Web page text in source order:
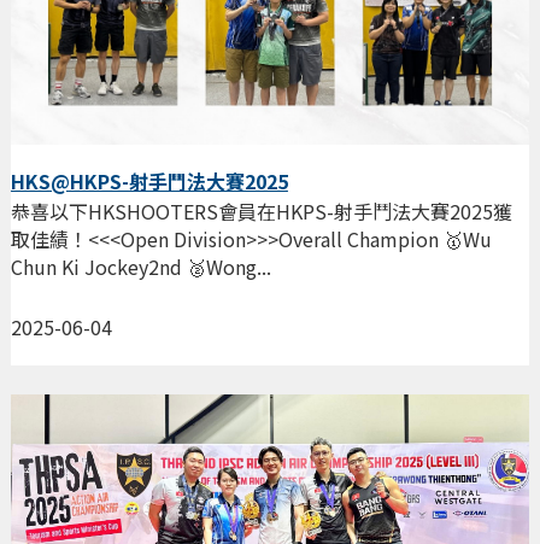
HKS@HKPS-射手鬥法大賽2025
2025-06-04
恭喜以下HKSHOOTERS會員在HKPS-射手鬥法大賽2025獲
取佳績！<<<Open Division>>>Overall Champion 🥇Wu
Chun Ki Jockey2nd 🥈Wong...